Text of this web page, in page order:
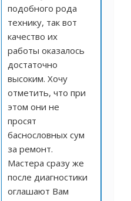
подобного рода
технику, так вот
качество их
работы оказалось
достаточно
высоким. Хочу
отметить, что при
этом они не
просят
баснословных сум
за ремонт.
Мастера сразу же
после диагностики
оглашают Вам